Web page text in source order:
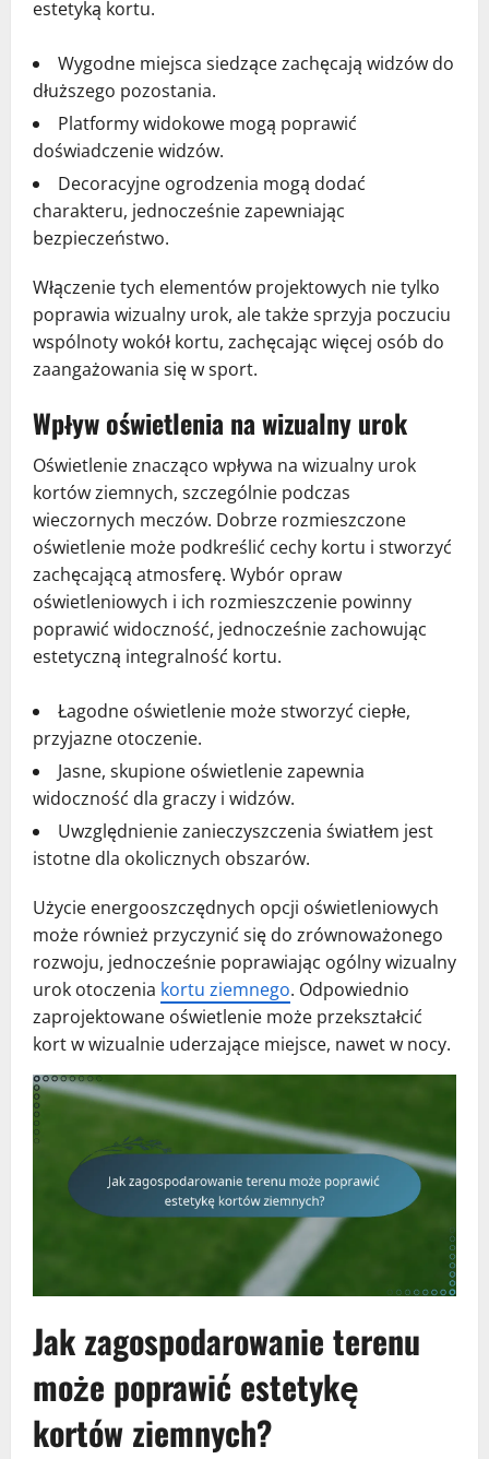
estetyką kortu.
Wygodne miejsca siedzące zachęcają widzów do
dłuższego pozostania.
Platformy widokowe mogą poprawić
doświadczenie widzów.
Decoracyjne ogrodzenia mogą dodać
charakteru, jednocześnie zapewniając
bezpieczeństwo.
Włączenie tych elementów projektowych nie tylko
poprawia wizualny urok, ale także sprzyja poczuciu
wspólnoty wokół kortu, zachęcając więcej osób do
zaangażowania się w sport.
Wpływ oświetlenia na wizualny urok
Oświetlenie znacząco wpływa na wizualny urok
kortów ziemnych, szczególnie podczas
wieczornych meczów. Dobrze rozmieszczone
oświetlenie może podkreślić cechy kortu i stworzyć
zachęcającą atmosferę. Wybór opraw
oświetleniowych i ich rozmieszczenie powinny
poprawić widoczność, jednocześnie zachowując
estetyczną integralność kortu.
Łagodne oświetlenie może stworzyć ciepłe,
przyjazne otoczenie.
Jasne, skupione oświetlenie zapewnia
widoczność dla graczy i widzów.
Uwzględnienie zanieczyszczenia światłem jest
istotne dla okolicznych obszarów.
Użycie energooszczędnych opcji oświetleniowych
może również przyczynić się do zrównoważonego
rozwoju, jednocześnie poprawiając ogólny wizualny
urok otoczenia kortu ziemnego. Odpowiednio
zaprojektowane oświetlenie może przekształcić
kort w wizualnie uderzające miejsce, nawet w nocy.
Jak zagospodarowanie terenu
może poprawić estetykę
kortów ziemnych?